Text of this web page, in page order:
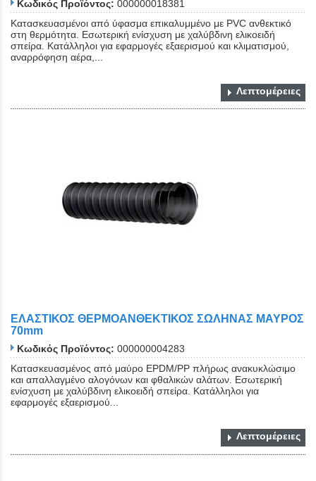
Κωδικός Προϊόντος: 000000018381
Κατασκευασμένοι από ύφασμα επικαλυμμένο με PVC ανθεκτικό
στη θερμότητα. Εσωτερική ενίσχυση με χαλύβδινη ελικοειδή
σπείρα. Κατάλληλοι για εφαρμογές εξαερισμού και κλιματισμού,
αναρρόφηση αέρα,...
Λεπτομέρειες
ΕΛΑΣΤΙΚΟΣ ΘΕΡΜΟΑΝΘΕΚΤΙΚΟΣ ΣΩΛΗΝΑΣ ΜΑΥΡΟΣ
70mm
Κωδικός Προϊόντος: 000000004283
Κατασκευασμένος από μαύρο EPDM/PP πλήρως ανακυκλώσιμο
και απαλλαγμένο αλογόνων και φθαλικών αλάτων. Εσωτερική
ενίσχυση με χαλύβδινη ελικοειδή σπείρα. Κατάλληλοι για
εφαρμογές εξαερισμού...
Λεπτομέρειες